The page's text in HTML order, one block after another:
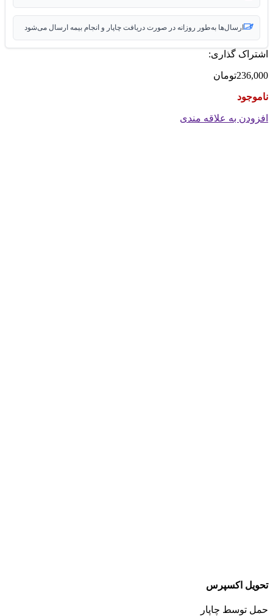
ارسال‌ها به‌طور روزانه در صورت دریافت چاپار و انجام بیمه ارسال می‌شود
اشتراک گذاری:
236,000تومان
ناموجود
افزودن به علاقه مندی
تحویل اکسپرس
حمل توسط چاپار